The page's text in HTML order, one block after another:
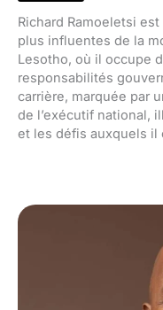
Richard Ramoeletsi
plus influentes de la
Lesotho, où il occupe
responsabilités
carrière, marquée par
de l’exécutif national,
et les défis auxquels